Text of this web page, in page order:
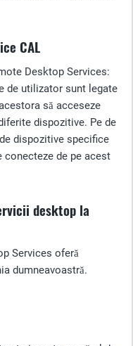
CAL
Desktop Services:
de utilizator sunt legate
să acceseze
dispozitive. Pe de
dispozitive specifice
de pe acest
desktop la
Services oferă
dumneavoastră.